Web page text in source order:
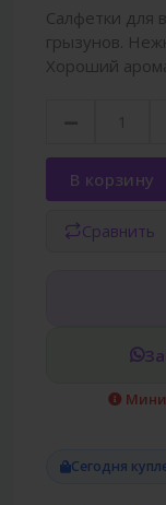
Салфетки для
грызунов.
Хороший
В корзину
Сравнить
Сегодня